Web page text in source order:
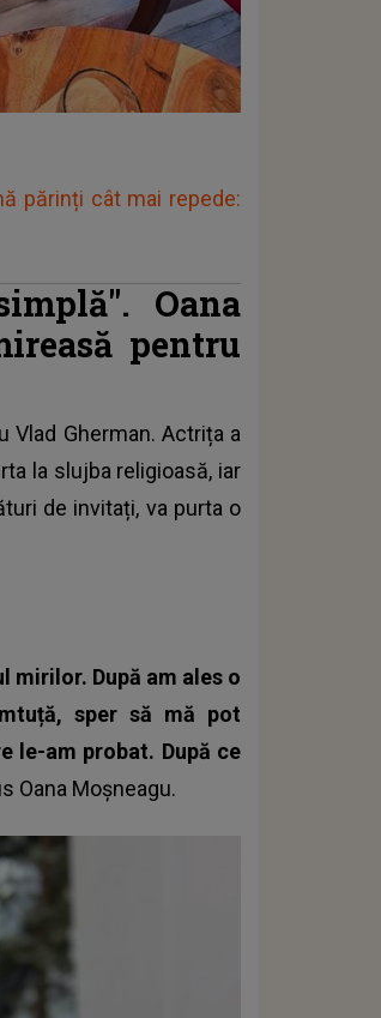
părinți cât mai repede:
Oana
pentru
Vlad Gherman. Actrița a
la slujba religioasă, iar
de invitați, va purta o
mirilor. După am ales o
sper să mă pot
le-am probat. După ce
Oana Moșneagu.